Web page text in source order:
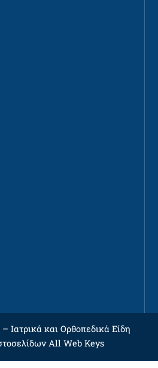
– Ιατρικά και Ορθοπεδικά Είδη
All Web Keys